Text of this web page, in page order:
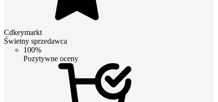
Cdkeymarkt
Świetny sprzedawca
100%
Pozytywne oceny